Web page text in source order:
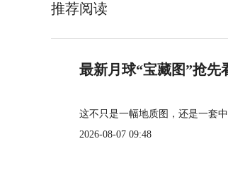
推荐阅读
最新月球“宝藏图”抢先
这不只是一幅地质图，还是一套
2026-08-07 09:48